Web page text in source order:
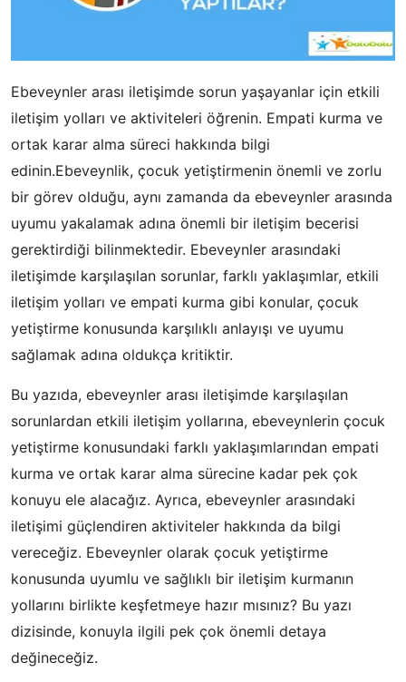
Ebeveynler arası iletişimde sorun yaşayanlar için etkili
iletişim yolları ve aktiviteleri öğrenin. Empati kurma ve
ortak karar alma süreci hakkında bilgi
edinin.Ebeveynlik, çocuk yetiştirmenin önemli ve zorlu
bir görev olduğu, aynı zamanda da ebeveynler arasında
uyumu yakalamak adına önemli bir iletişim becerisi
gerektirdiği bilinmektedir. Ebeveynler arasındaki
iletişimde karşılaşılan sorunlar, farklı yaklaşımlar, etkili
iletişim yolları ve empati kurma gibi konular, çocuk
yetiştirme konusunda karşılıklı anlayışı ve uyumu
sağlamak adına oldukça kritiktir.
Bu yazıda, ebeveynler arası iletişimde karşılaşılan
sorunlardan etkili iletişim yollarına, ebeveynlerin çocuk
yetiştirme konusundaki farklı yaklaşımlarından empati
kurma ve ortak karar alma sürecine kadar pek çok
konuyu ele alacağız. Ayrıca, ebeveynler arasındaki
iletişimi güçlendiren aktiviteler hakkında da bilgi
vereceğiz. Ebeveynler olarak çocuk yetiştirme
konusunda uyumlu ve sağlıklı bir iletişim kurmanın
yollarını birlikte keşfetmeye hazır mısınız? Bu yazı
dizisinde, konuyla ilgili pek çok önemli detaya
değineceğiz.